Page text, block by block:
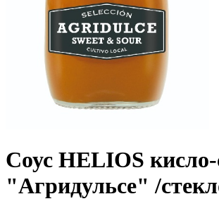
Соус HELIOS
"Агридульсе" /